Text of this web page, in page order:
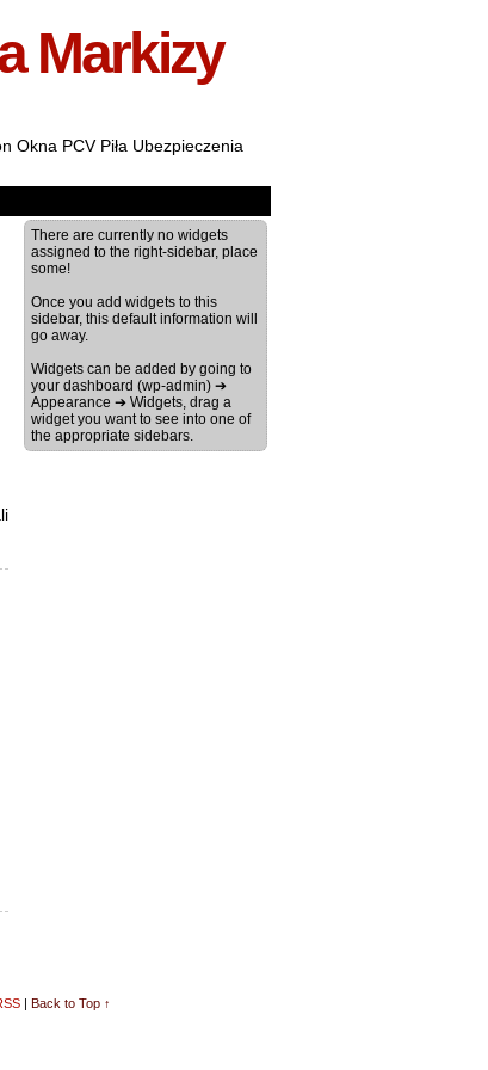
Markizy
Okna PCV Piła Ubezpieczenia
There are currently no widgets
assigned to the right-sidebar, place
some!
Once you add widgets to this
sidebar, this default information will
go away.
Widgets can be added by going to
your dashboard (wp-admin) ➔
Appearance ➔ Widgets, drag a
widget you want to see into one of
the appropriate sidebars.
| Back to Top ↑